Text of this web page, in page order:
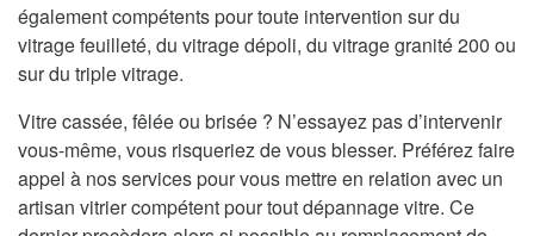
également compétents pour toute intervention sur du
vitrage feuilleté, du vitrage dépoli, du vitrage granité 200 ou
sur du triple vitrage.
Vitre cassée, fêlée ou brisée ? N’essayez pas d’intervenir
vous-même, vous risqueriez de vous blesser. Préférez faire
appel à nos services pour vous mettre en relation avec un
artisan vitrier compétent pour tout dépannage vitre. Ce